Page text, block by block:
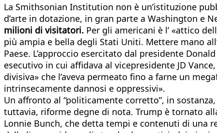
La Smithsonian Institution non è un’istituzione
d’arte in dotazione, in gran parte a Washington e
milioni di visitatori. Per gli americani è l’ «attico
più ampia e bella degli Stati Uniti. Mettere mano
Paese. L’approccio esercitato dal presidente
esecutivo in cui affidava al vicepresidente JD
divisiva» che l’aveva permeato fino a farne un
intrinsecamente dannosi e oppressivi».
Un affronto al “politicamente corretto”, in
tuttavia, riforme degne di nota. Trump è tornato
Lonnie Bunch, che detta tempi e contenuti di una